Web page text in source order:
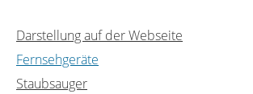
Darstellung auf der Webseite
Fernsehgeräte
Staubsauger